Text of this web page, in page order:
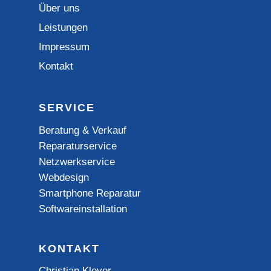
Über uns
Leistungen
Impressum
Kontakt
SERVICE
Beratung & Verkauf
Reparaturservice
Netzwerkservice
Webdesign
Smartphone Reparatur
Softwareinstallation
KONTAKT